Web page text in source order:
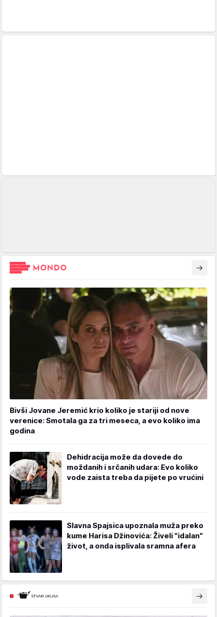
Bivši Jovane Jeremić krio koliko je stariji od nove
verenice: Smotala ga za tri meseca, a evo koliko ima
godina
Dehidracija može da dovede do
moždanih i srčanih udara: Evo koliko
vode zaista treba da pijete po vrućini
Slavna Spajsica upoznala muža preko
kume Harisa Džinovića: Živeli "idalan"
život, a onda isplivala sramna afera